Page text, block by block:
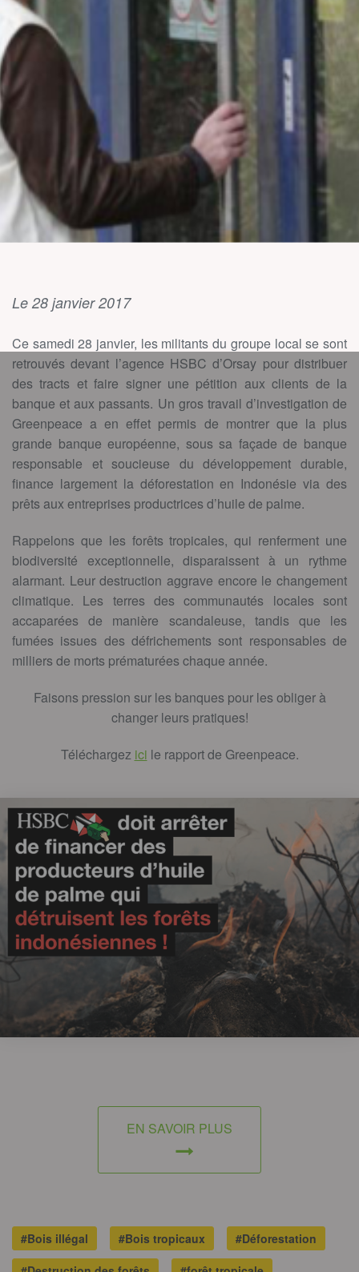
Le 28 janvier 2017
Ce samedi 28 janvier, les militants du groupe local se sont
retrouvés devant l’agence HSBC d’Orsay pour distribuer
des tracts et faire signer une pétition aux clients de la
banque et aux passants. Un gros travail d’investigation de
Greenpeace a en effet permis de montrer que la plus
grande banque européenne, sous sa façade de banque
responsable et soucieuse du développement durable,
finance largement la déforestation en Indonésie via des
prêts aux entreprises productrices d’huile de palme.
Rappelons que les forêts tropicales, qui renferment une
biodiversité exceptionnelle, disparaissent à un rythme
alarmant. Leur destruction aggrave encore le changement
climatique. Les terres des communautés locales sont
accaparées de manière scandaleuse, tandis que les
fumées issues des défrichements sont responsables de
milliers de morts prématurées chaque année.
Faisons pression sur les banques pour les obliger à
changer leurs pratiques!
Téléchargez ici le rapport de Greenpeace.
EN SAVOIR PLUS
#Bois illégal #Bois tropicaux
#Déforestation